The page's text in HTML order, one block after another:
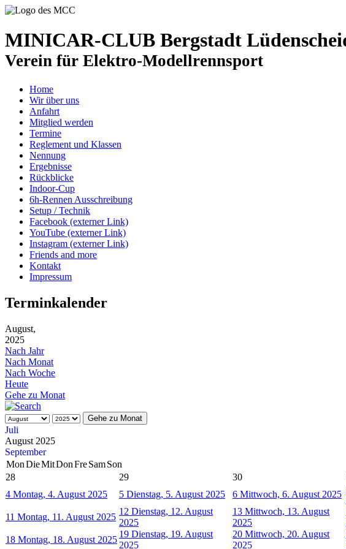
MINICAR-CLUB Bergstadt
Verein für Elektro-Modellrennsport
Home
Wir über uns
Anfahrt
Mitglied werden
Termine
Reglement und Klassen
Nennung
Ergebnisse
Rückblicke
Indoor-Cup
6h-Rennen Ausschreibung
Setup / Technik
Facebook (externer Link)
YouTube (externer Link)
Instagram (externer Link)
Friends and more
Kontakt
Impressum
Terminkalender
August,
2025
Nach Jahr
Nach Monat
Nach Woche
Heute
Gehe zu Monat
Gehe zu Monat
Juli
August 2025
September
MonDieMitDonFreSamSon
28
29 30
4 Montag, 4. August 2025 5 Dienstag, 5. August 2025 6 Mittwoch, 6. August 2025
11 Montag, 11. August 2025
12 Dienstag, 12. August
2025
13 Mittwoch, 13. August
2025
18 Montag, 18. August 2025
19 Dienstag, 19. August
2025
20 Mittwoch, 20. August
2025